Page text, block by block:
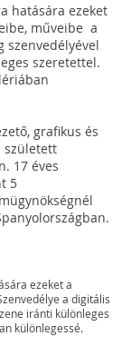
hatására ezeket
műveibe a
szeretettel.
grafikus és
született
17 éves
5
ezeket a
a digitális
iránti különleges
különlegessé.